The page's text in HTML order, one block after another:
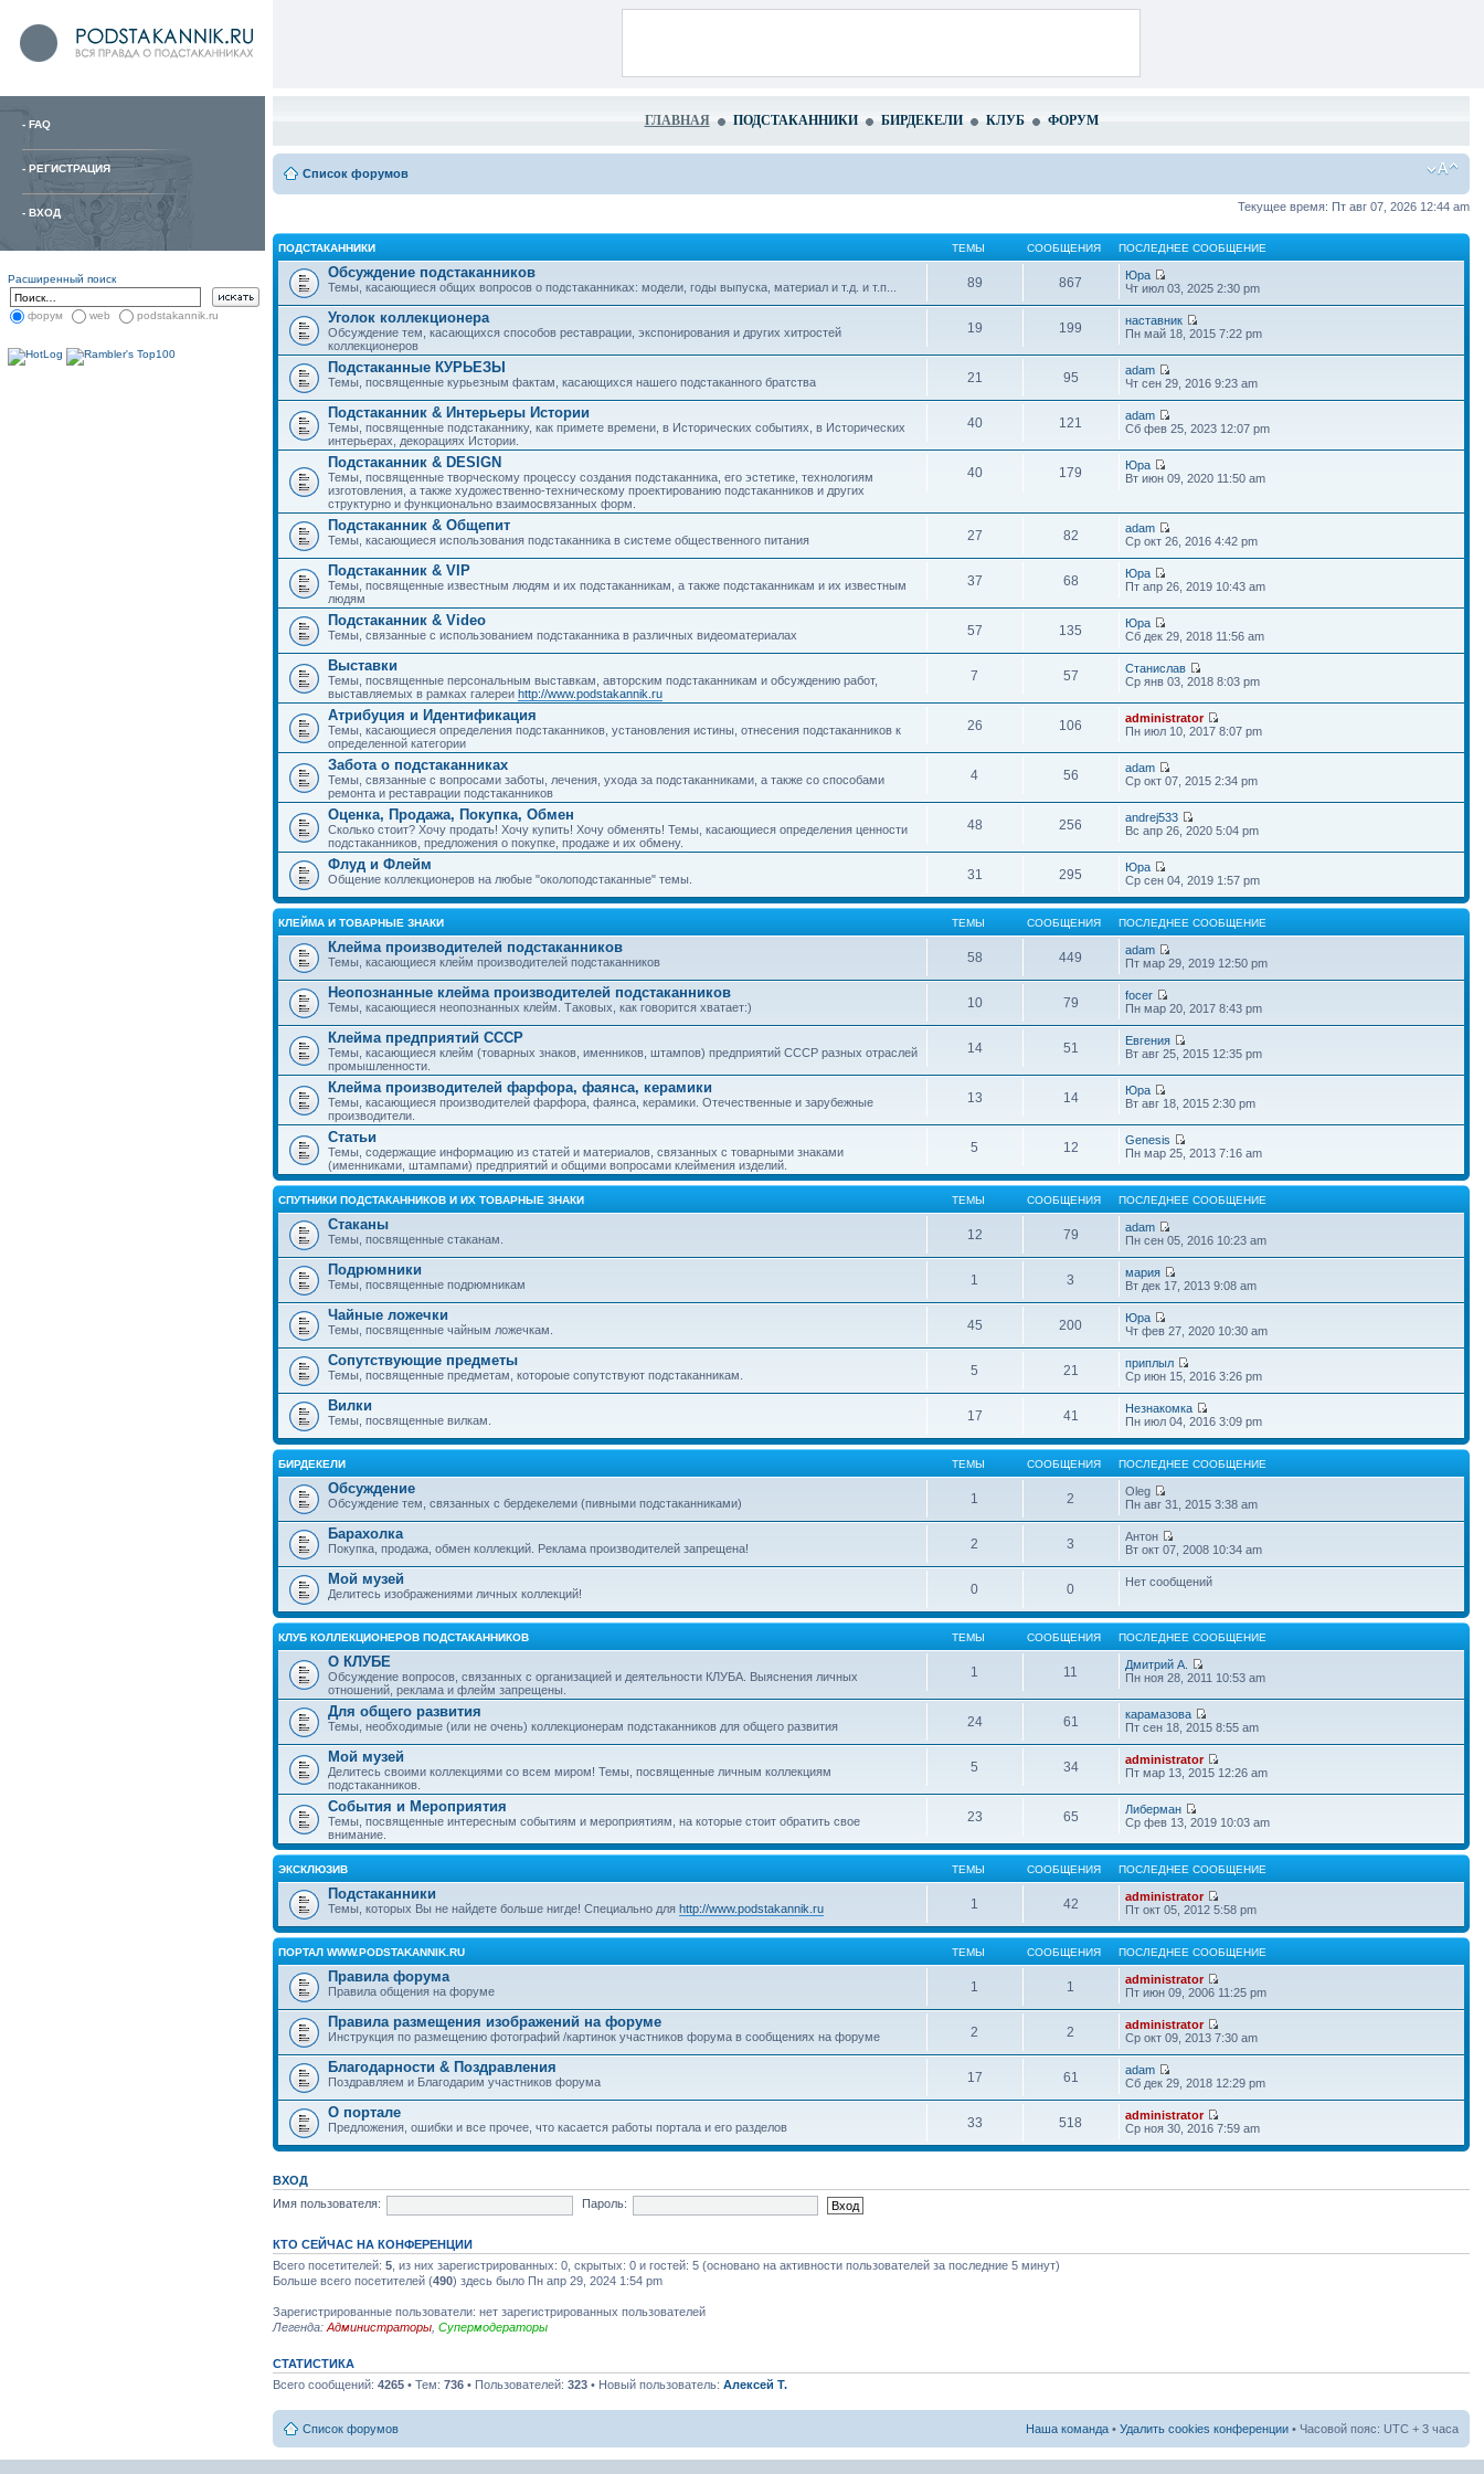
- FAQ
- РЕГИСТРАЦИЯ
- ВХОД
Расширенный поиск
форум web podstakannik.ru
ГЛАВНАЯ ПОДСТАКАННИКИ БИРДЕКЕЛИ КЛУБ ФОРУМ
Список форумов
Текущее время: Пт авг 07, 2026 12:44 am
ПОДСТАКАННИКИ ТЕМЫ СООБЩЕНИЯ ПОСЛЕДНЕЕ СООБЩЕНИЕ
Обсуждение подстаканников
Темы, касающиеся общих вопросов о подстаканниках: модели, годы выпуска, материал и т.д. и т.п... 89 867
Юра
Чт июл 03, 2025 2:30 pm
Уголок коллекционера
Обсуждение тем, касающихся способов реставрации, экспонирования и других хитростей
коллекционеров
19 199
наставник
Пн май 18, 2015 7:22 pm
Подстаканные КУРЬЕЗЫ
Темы, посвященные курьезным фактам, касающихся нашего подстаканного братства 21 95
adam
Чт сен 29, 2016 9:23 am
Подстаканник & Интерьеры Истории
Темы, посвященные подстаканнику, как примете времени, в Исторических событиях, в Исторических
интерьерах, декорациях Истории.
40 121
adam
Сб фев 25, 2023 12:07 pm
Подстаканник & DESIGN
Темы, посвященные творческому процессу создания подстаканника, его эстетике, технологиям
изготовления, а также художественно-техническому проектированию подстаканников и других
структурно и функционально взаимосвязанных форм.
40 179
Юра
Вт июн 09, 2020 11:50 am
Подстаканник & Общепит
Темы, касающиеся использования подстаканника в системе общественного питания 27 82
adam
Ср окт 26, 2016 4:42 pm
Подстаканник & VIP
Темы, посвященные известным людям и их подстаканникам, а также подстаканникам и их известным
людям
37 68
Юра
Пт апр 26, 2019 10:43 am
Подстаканник & Video
Темы, связанные с использованием подстаканника в различных видеоматериалах 57 135
Юра
Сб дек 29, 2018 11:56 am
Выставки
Темы, посвященные персональным выставкам, авторским подстаканникам и обсуждению работ,
выставляемых в рамках галереи http://www.podstakannik.ru
7 57
Станислав
Ср янв 03, 2018 8:03 pm
Атрибуция и Идентификация
Темы, касающиеся определения подстаканников, установления истины, отнесения подстаканников к
определенной категории
26 106
administrator
Пн июл 10, 2017 8:07 pm
Забота о подстаканниках
Темы, связанные с вопросами заботы, лечения, ухода за подстаканниками, а также со способами
ремонта и реставрации подстаканников
4 56
adam
Ср окт 07, 2015 2:34 pm
Оценка, Продажа, Покупка, Обмен
Сколько стоит? Хочу продать! Хочу купить! Хочу обменять! Темы, касающиеся определения ценности
подстаканников, предложения о покупке, продаже и их обмену.
48 256
andrej533
Вс апр 26, 2020 5:04 pm
Флуд и Флейм
Общение коллекционеров на любые "околоподстаканные" темы. 31 295
Юра
Ср сен 04, 2019 1:57 pm
КЛЕЙМА И ТОВАРНЫЕ ЗНАКИ ТЕМЫ СООБЩЕНИЯ ПОСЛЕДНЕЕ СООБЩЕНИЕ
Клейма производителей подстаканников
Темы, касающиеся клейм производителей подстаканников 58 449
adam
Пт мар 29, 2019 12:50 pm
Неопознанные клейма производителей подстаканников
Темы, касающиеся неопознанных клейм. Таковых, как говорится хватает:) 10 79
focer
Пн мар 20, 2017 8:43 pm
Клейма предприятий СССР
Темы, касающиеся клейм (товарных знаков, именников, штампов) предприятий СССР разных отраслей
промышленности.
14 51
Евгения
Вт авг 25, 2015 12:35 pm
Клейма производителей фарфора, фаянса, керамики
Темы, касающиеся производителей фарфора, фаянса, керамики. Отечественные и зарубежные
производители.
13 14
Юра
Вт авг 18, 2015 2:30 pm
Статьи
Темы, содержащие информацию из статей и материалов, связанных с товарными знаками
(именниками, штампами) предприятий и общими вопросами клеймения изделий.
5 12
Genesis
Пн мар 25, 2013 7:16 am
СПУТНИКИ ПОДСТАКАННИКОВ И ИХ ТОВАРНЫЕ ЗНАКИ ТЕМЫ СООБЩЕНИЯ ПОСЛЕДНЕЕ СООБЩЕНИЕ
Стаканы
Темы, посвященные стаканам. 12 79
adam
Пн сен 05, 2016 10:23 am
Подрюмники
Темы, посвященные подрюмникам 1 3
мария
Вт дек 17, 2013 9:08 am
Чайные ложечки
Темы, посвященные чайным ложечкам. 45 200
Юра
Чт фев 27, 2020 10:30 am
Сопутствующие предметы
Темы, посвященные предметам, котороые сопутствуют подстаканникам. 5 21
приплыл
Ср июн 15, 2016 3:26 pm
Вилки
Темы, посвященные вилкам. 17 41
Незнакомка
Пн июл 04, 2016 3:09 pm
БИРДЕКЕЛИ ТЕМЫ СООБЩЕНИЯ ПОСЛЕДНЕЕ СООБЩЕНИЕ
Обсуждение
Обсуждение тем, связанных с бердекелеми (пивными подстаканниками) 1 2
Oleg
Пн авг 31, 2015 3:38 am
Барахолка
Покупка, продажа, обмен коллекций. Реклама производителей запрещена! 2 3
Антон
Вт окт 07, 2008 10:34 am
Мой музей
Делитесь изображениями личных коллекций! 0 0 Нет сообщений
КЛУБ КОЛЛЕКЦИОНЕРОВ ПОДСТАКАННИКОВ ТЕМЫ СООБЩЕНИЯ ПОСЛЕДНЕЕ СООБЩЕНИЕ
О КЛУБЕ
Обсуждение вопросов, связанных с организацией и деятельности КЛУБА. Выяснения личных
отношений, реклама и флейм запрещены.
1 11
Дмитрий А.
Пн ноя 28, 2011 10:53 am
Для общего развития
Темы, необходимые (или не очень) коллекционерам подстаканников для общего развития 24 61
карамазова
Пт сен 18, 2015 8:55 am
Мой музей
Делитесь своими коллекциями со всем миром! Темы, посвященные личным коллекциям
подстаканников.
5 34
administrator
Пт мар 13, 2015 12:26 am
События и Мероприятия
Темы, посвященные интересным событиям и мероприятиям, на которые стоит обратить свое
внимание.
23 65
Либерман
Ср фев 13, 2019 10:03 am
ЭКСКЛЮЗИВ ТЕМЫ СООБЩЕНИЯ ПОСЛЕДНЕЕ СООБЩЕНИЕ
Подстаканники
Темы, которых Вы не найдете больше нигде! Специально для http://www.podstakannik.ru 1 42
administrator
Пт окт 05, 2012 5:58 pm
ПОРТАЛ WWW.PODSTAKANNIK.RU ТЕМЫ СООБЩЕНИЯ ПОСЛЕДНЕЕ СООБЩЕНИЕ
Правила форума
Правила общения на форуме 1 1
administrator
Пт июн 09, 2006 11:25 pm
Правила размещения изображений на форуме
Инструкция по размещению фотографий /картинок участников форума в сообщениях на форуме 2 2
administrator
Ср окт 09, 2013 7:30 am
Благодарности & Поздравления
Поздравляем и Благодарим участников форума 17 61
adam
Сб дек 29, 2018 12:29 pm
О портале
Предложения, ошибки и все прочее, что касается работы портала и его разделов 33 518
administrator
Ср ноя 30, 2016 7:59 am
ВХОД
Имя пользователя:
Пароль:
КТО СЕЙЧАС НА КОНФЕРЕНЦИИ
Всего посетителей: 5 , из них зарегистрированных: 0, скрытых: 0 и гостей: 5 (основано на активности пользователей за последние 5 минут)
Больше всего посетителей (490) здесь было Пн апр 29, 2024 1:54 pm
Зарегистрированные пользователи: нет зарегистрированных пользователей
Легенда: Администраторы Супермодераторы
СТАТИСТИКА
Всего сообщений: 4265 • Тем: 736 • Пользователей: 323 • Новый пользователь: Алексей Т.
Список форумов Наша команда • Удалить cookies конференции • Часовой пояс: UTC + 3 часа